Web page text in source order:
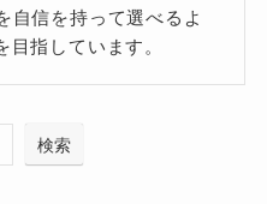
自信を持って選べるよ
指しています。
検索